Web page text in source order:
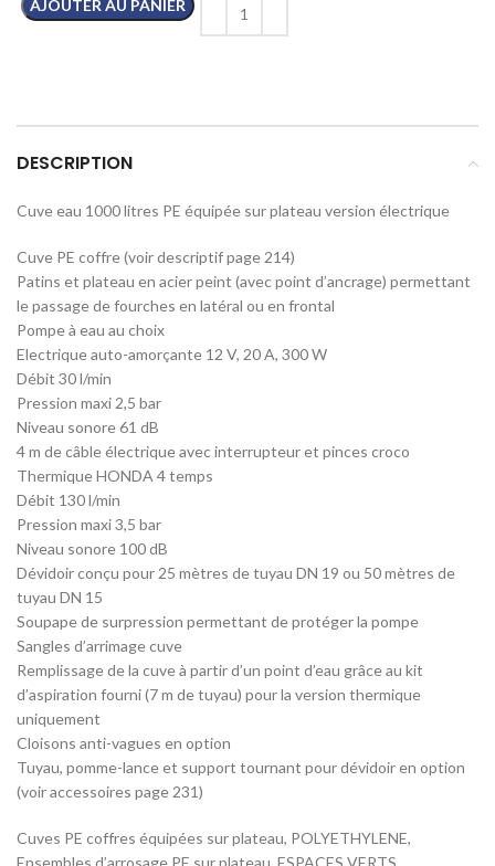
AJOUTER AU PANIER
DESCRIPTION
Cuve eau 1000 litres PE équipée sur plateau version électrique
Cuve PE coffre (voir descriptif page 214)
Patins et plateau en acier peint (avec point d’ancrage) permettant
le passage de fourches en latéral ou en frontal
Pompe à eau au choix
Electrique auto-amorçante 12 V, 20 A, 300 W
Débit 30 l/min
Pression maxi 2,5 bar
Niveau sonore 61 dB
4 m de câble électrique avec interrupteur et pinces croco
Thermique HONDA 4 temps
Débit 130 l/min
Pression maxi 3,5 bar
Niveau sonore 100 dB
Dévidoir conçu pour 25 mètres de tuyau DN 19 ou 50 mètres de
tuyau DN 15
Soupape de surpression permettant de protéger la pompe
Sangles d’arrimage cuve
Remplissage de la cuve à partir d’un point d’eau grâce au kit
d’aspiration fourni (7 m de tuyau) pour la version thermique
uniquement
Cloisons anti-vagues en option
Tuyau, pomme-lance et support tournant pour dévidoir en option
(voir accessoires page 231)
Cuves PE coffres équipées sur plateau, POLYETHYLENE,